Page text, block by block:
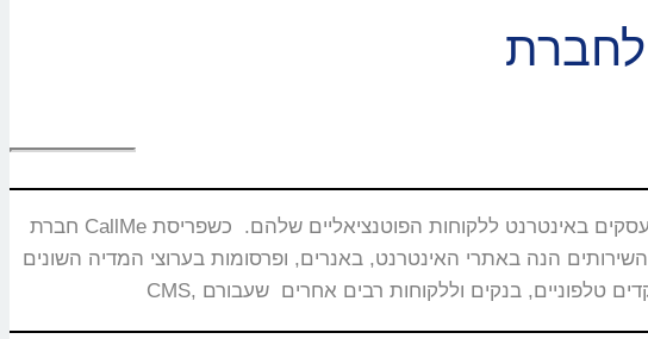
חברת CallMe נוסדה בשנת 2008 ומתמחה בפיתוח ושיווק מוצרים ייחודיים המאפשרים חיבור בזמן אמת ותקשורת איכותית בין עסקים באינטרנט ללקוחות הפוטנציאליים שלהם. כשפריסת
השירותים הנה באתרי האינטרנט, באנרים, ופרסומות בערוצי המדיה השונים. CallMe מעניקה אסטרטגיות לחברות תקשורת, משרדי פרסום, חברות אירוח אתרים,מערכות CRM, פלטפורמות